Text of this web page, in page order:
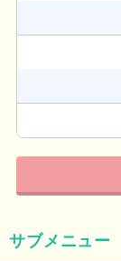
サブメニュー